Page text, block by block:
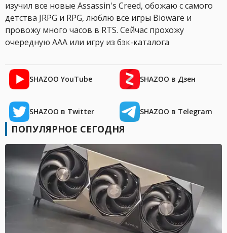
изучил все новые Assassin's Creed, обожаю с самого
детства JRPG и RPG, люблю все игры Bioware и
провожу много часов в RTS. Сейчас прохожу
очередную AAA или игру из бэк-каталога
SHAZOO YouTube SHAZOO в Дзен
SHAZOO в Twitter SHAZOO в Telegram
ПОПУЛЯРНОЕ СЕГОДНЯ